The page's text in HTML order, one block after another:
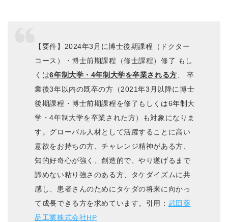
【要件】2024年3月に博士後期課程（ドクター
コース）・博士前期課程（修士課程）修了 もし
くは6年制大学・4年制大学を卒業される方 、 卒
業後3年以内の既卒の方（2021年3月以降に博士
後期課程・博士前期課程を修了もしくは6年制大
学・4年制大学を卒業された方）も対象になりま
す。グローバル人材として活躍することに高い
意欲をお持ちの方、チャレンジ精神がある方、
知的好奇心が強く、創造的で、やり遂げるまで
諦めない粘り強さのある方、タケダイズムに共
感し、患者さんのためにタケダの将来に向かっ
て成長できる方を求めています。引用： 武田薬
品工業株式会社HP